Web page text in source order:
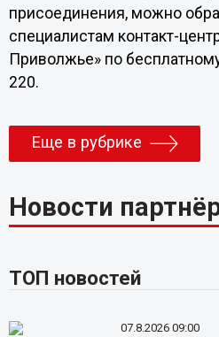
присоединения, можно
специалистам контакт-
Приволжье» по
220.
Еще в рубрике
Новости
ТОП новостей
07.8.2026 09:00